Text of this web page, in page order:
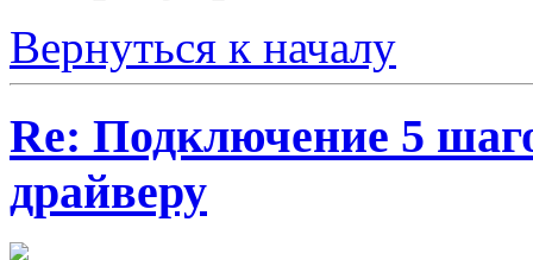
Вернуться к началу
Re: Подключение 5
драйверу